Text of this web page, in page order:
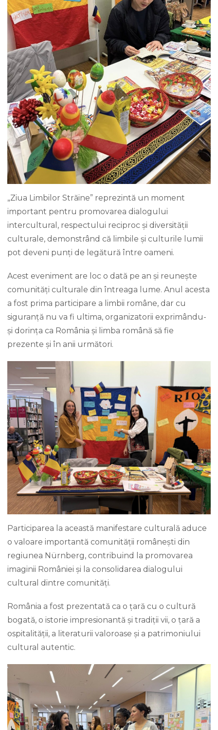
„Ziua Limbilor Străine” reprezintă un moment
important pentru promovarea dialogului
intercultural, respectului reciproc și diversității
culturale, demonstrând că limbile și culturile lumii
pot deveni punți de legătură între oameni.
Acest eveniment are loc o dată pe an și reunește
comunități culturale din întreaga lume. Anul acesta
a fost prima participare a limbii române, dar cu
siguranță nu va fi ultima, organizatorii exprimându-
și dorința ca România și limba română să fie
prezente și în anii următori.
Participarea la această manifestare culturală aduce
o valoare importantă comunității românești din
regiunea Nürnberg, contribuind la promovarea
imaginii României și la consolidarea dialogului
cultural dintre comunități.
România a fost prezentată ca o țară cu o cultură
bogată, o istorie impresionantă și tradiții vii, o țară a
ospitalității, a literaturii valoroase și a patrimoniului
cultural autentic.